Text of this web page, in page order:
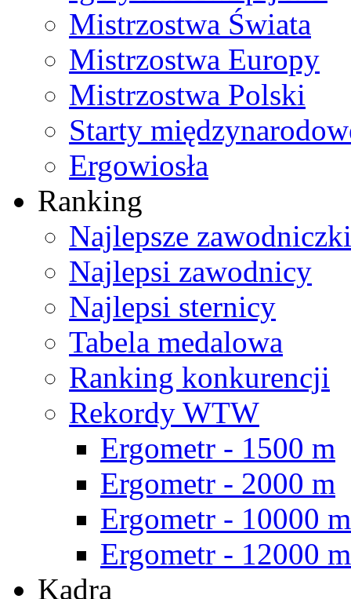
Mistrzostwa Świata
Mistrzostwa Europy
Mistrzostwa Polski
Starty
Ergowiosła
Ranking
Najlepsze zawodniczki
Najlepsi zawodnicy
Najlepsi sternicy
Tabela medalowa
Ranking konkurencji
Rekordy WTW
Ergometr - 1500 m
Ergometr - 2000 m
Ergometr - 10000 m
Ergometr - 12000 m
Kadra